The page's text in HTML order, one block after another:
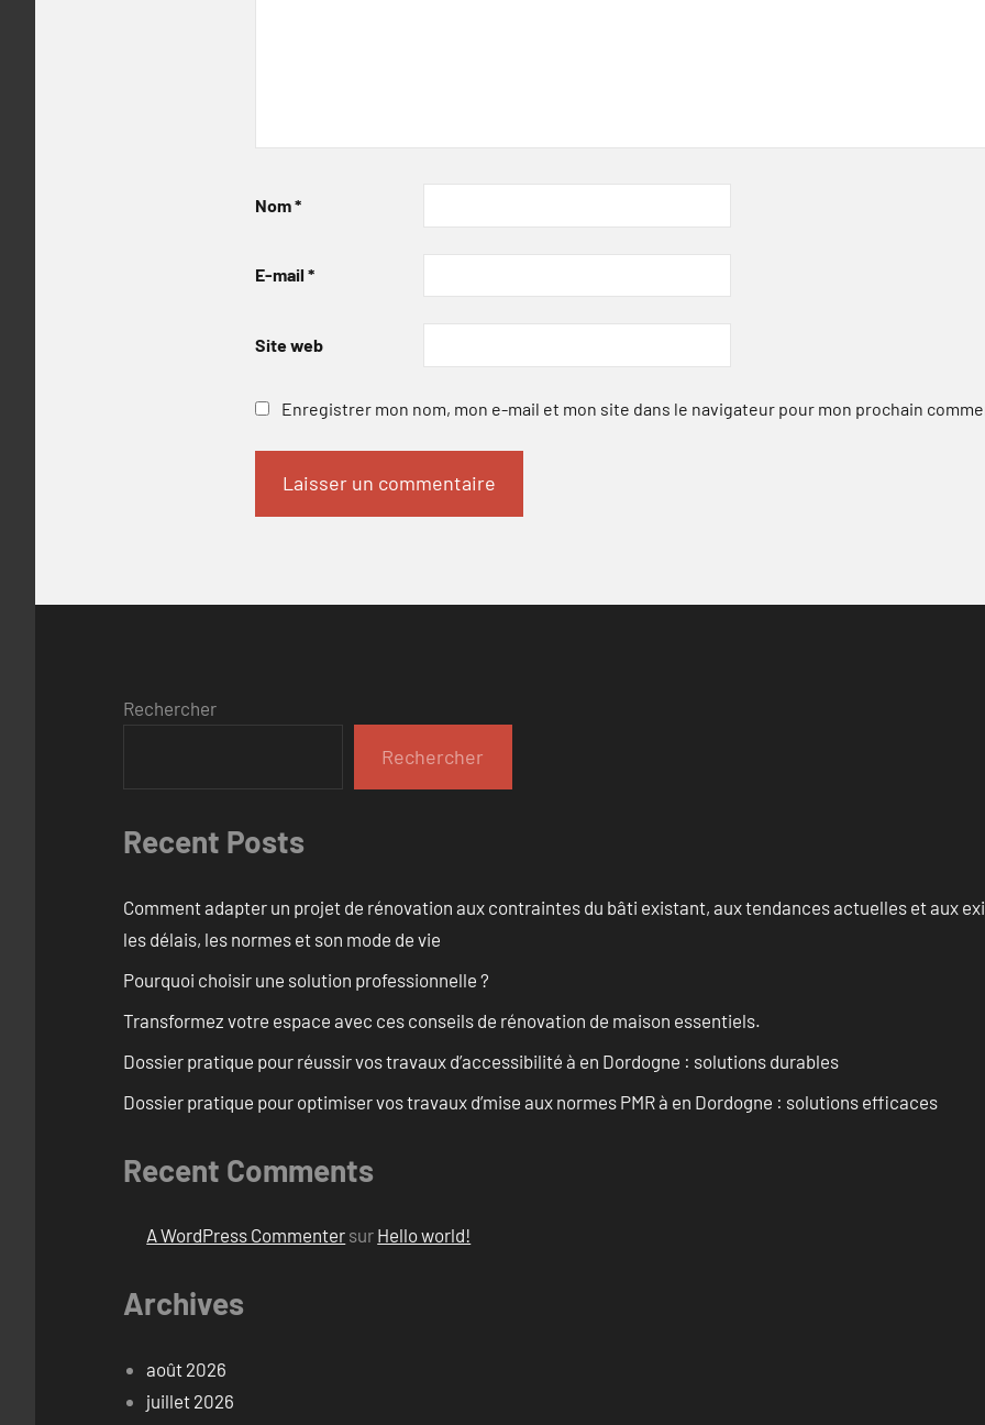
Nom*
E-mail *
Site web
Enregistrer mon nom, mon e-mail et mon site dans le navigateur pour mon prochain
Rechercher
Rechercher
Recent Posts
Comment adapter un projet de rénovation aux contraintes du bâti existant, aux tendances actuelles et aux
les délais, les normes et son mode de vie
Pourquoi choisir une solution professionnelle ?
Transformez votre espace avec ces conseils de rénovation de maison essentiels.
Dossier pratique pour réussir vos travaux d’accessibilité à en Dordogne : solutions durables
Dossier pratique pour optimiser vos travaux d’mise aux normes PMR à en Dordogne : solutions efficaces
Recent Comments
A WordPress Commenter sur Hello world!
Archives
août 2026
juillet 2026